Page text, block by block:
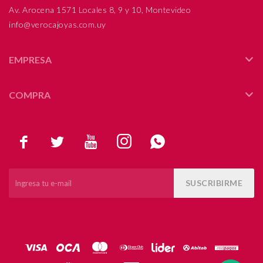
    
SUSCRIBIRME
Av. Arocena 1571 Locales 8, 9 y 10, Montevideo
info@verocajoyas.com.uy
EMPRESA
COMPRA